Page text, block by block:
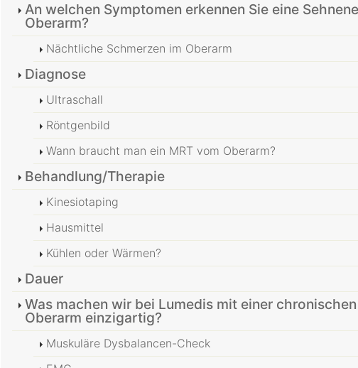
An welchen Symptomen erkennen Sie eine
Oberarm?
Nächtliche Schmerzen im Oberarm
Diagnose
Ultraschall
Röntgenbild
Wann braucht man ein MRT vom Oberarm?
Behandlung/Therapie
Kinesiotaping
Hausmittel
Kühlen oder Wärmen?
Dauer
Was machen wir bei Lumedis mit einer
Oberarm einzigartig?
Muskuläre Dysbalancen-Check